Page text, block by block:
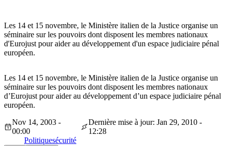
Les 14 et 15 novembre, le Ministère italien de la Justice organise un
séminaire sur les pouvoirs dont disposent les membres nationaux
d'Eurojust pour aider au développement d'un espace judiciaire pénal
européen.
Les 14 et 15 novembre, le Ministère italien de la Justice organise un
séminaire sur les pouvoirs dont disposent les membres nationaux
d’Eurojust pour aider au développement d’un espace judiciaire pénal
européen.
Nov 14, 2003 -
00:00
Dernière mise à jour: Jan 29, 2010 -
12:28
Politiquesécurité